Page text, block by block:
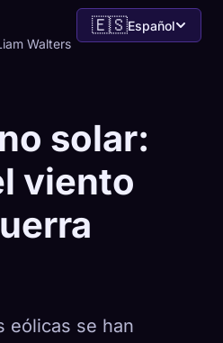
Walters
🇪🇸Español
solar:
viento
eólicas se han